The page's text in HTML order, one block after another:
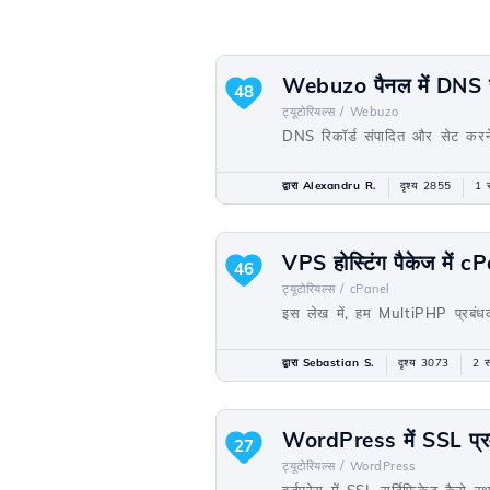
Webuzo पैनल में DNS
ट्यूटोरियल्स / Webuzo
DNS रिकॉर्ड संपादित और सेट
48
द्वारा Alexandru R. दृश्य 2855 1
VPS होस्टिंग पैकेज में
ट्यूटोरियल्स / cPanel
इस लेख में, हम MultiPHP
46
द्वारा Sebastian S. दृश्य 3073 2
WordPress में SSL
ट्यूटोरियल्स / WordPress
27